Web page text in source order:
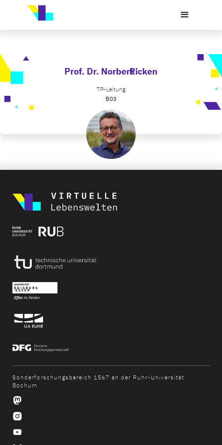
Prof. Dr. NorbertRicken
TP-Leitung
B03
Sonderforschungsbereich 1567 an der Ruhr-Universität
Bochum